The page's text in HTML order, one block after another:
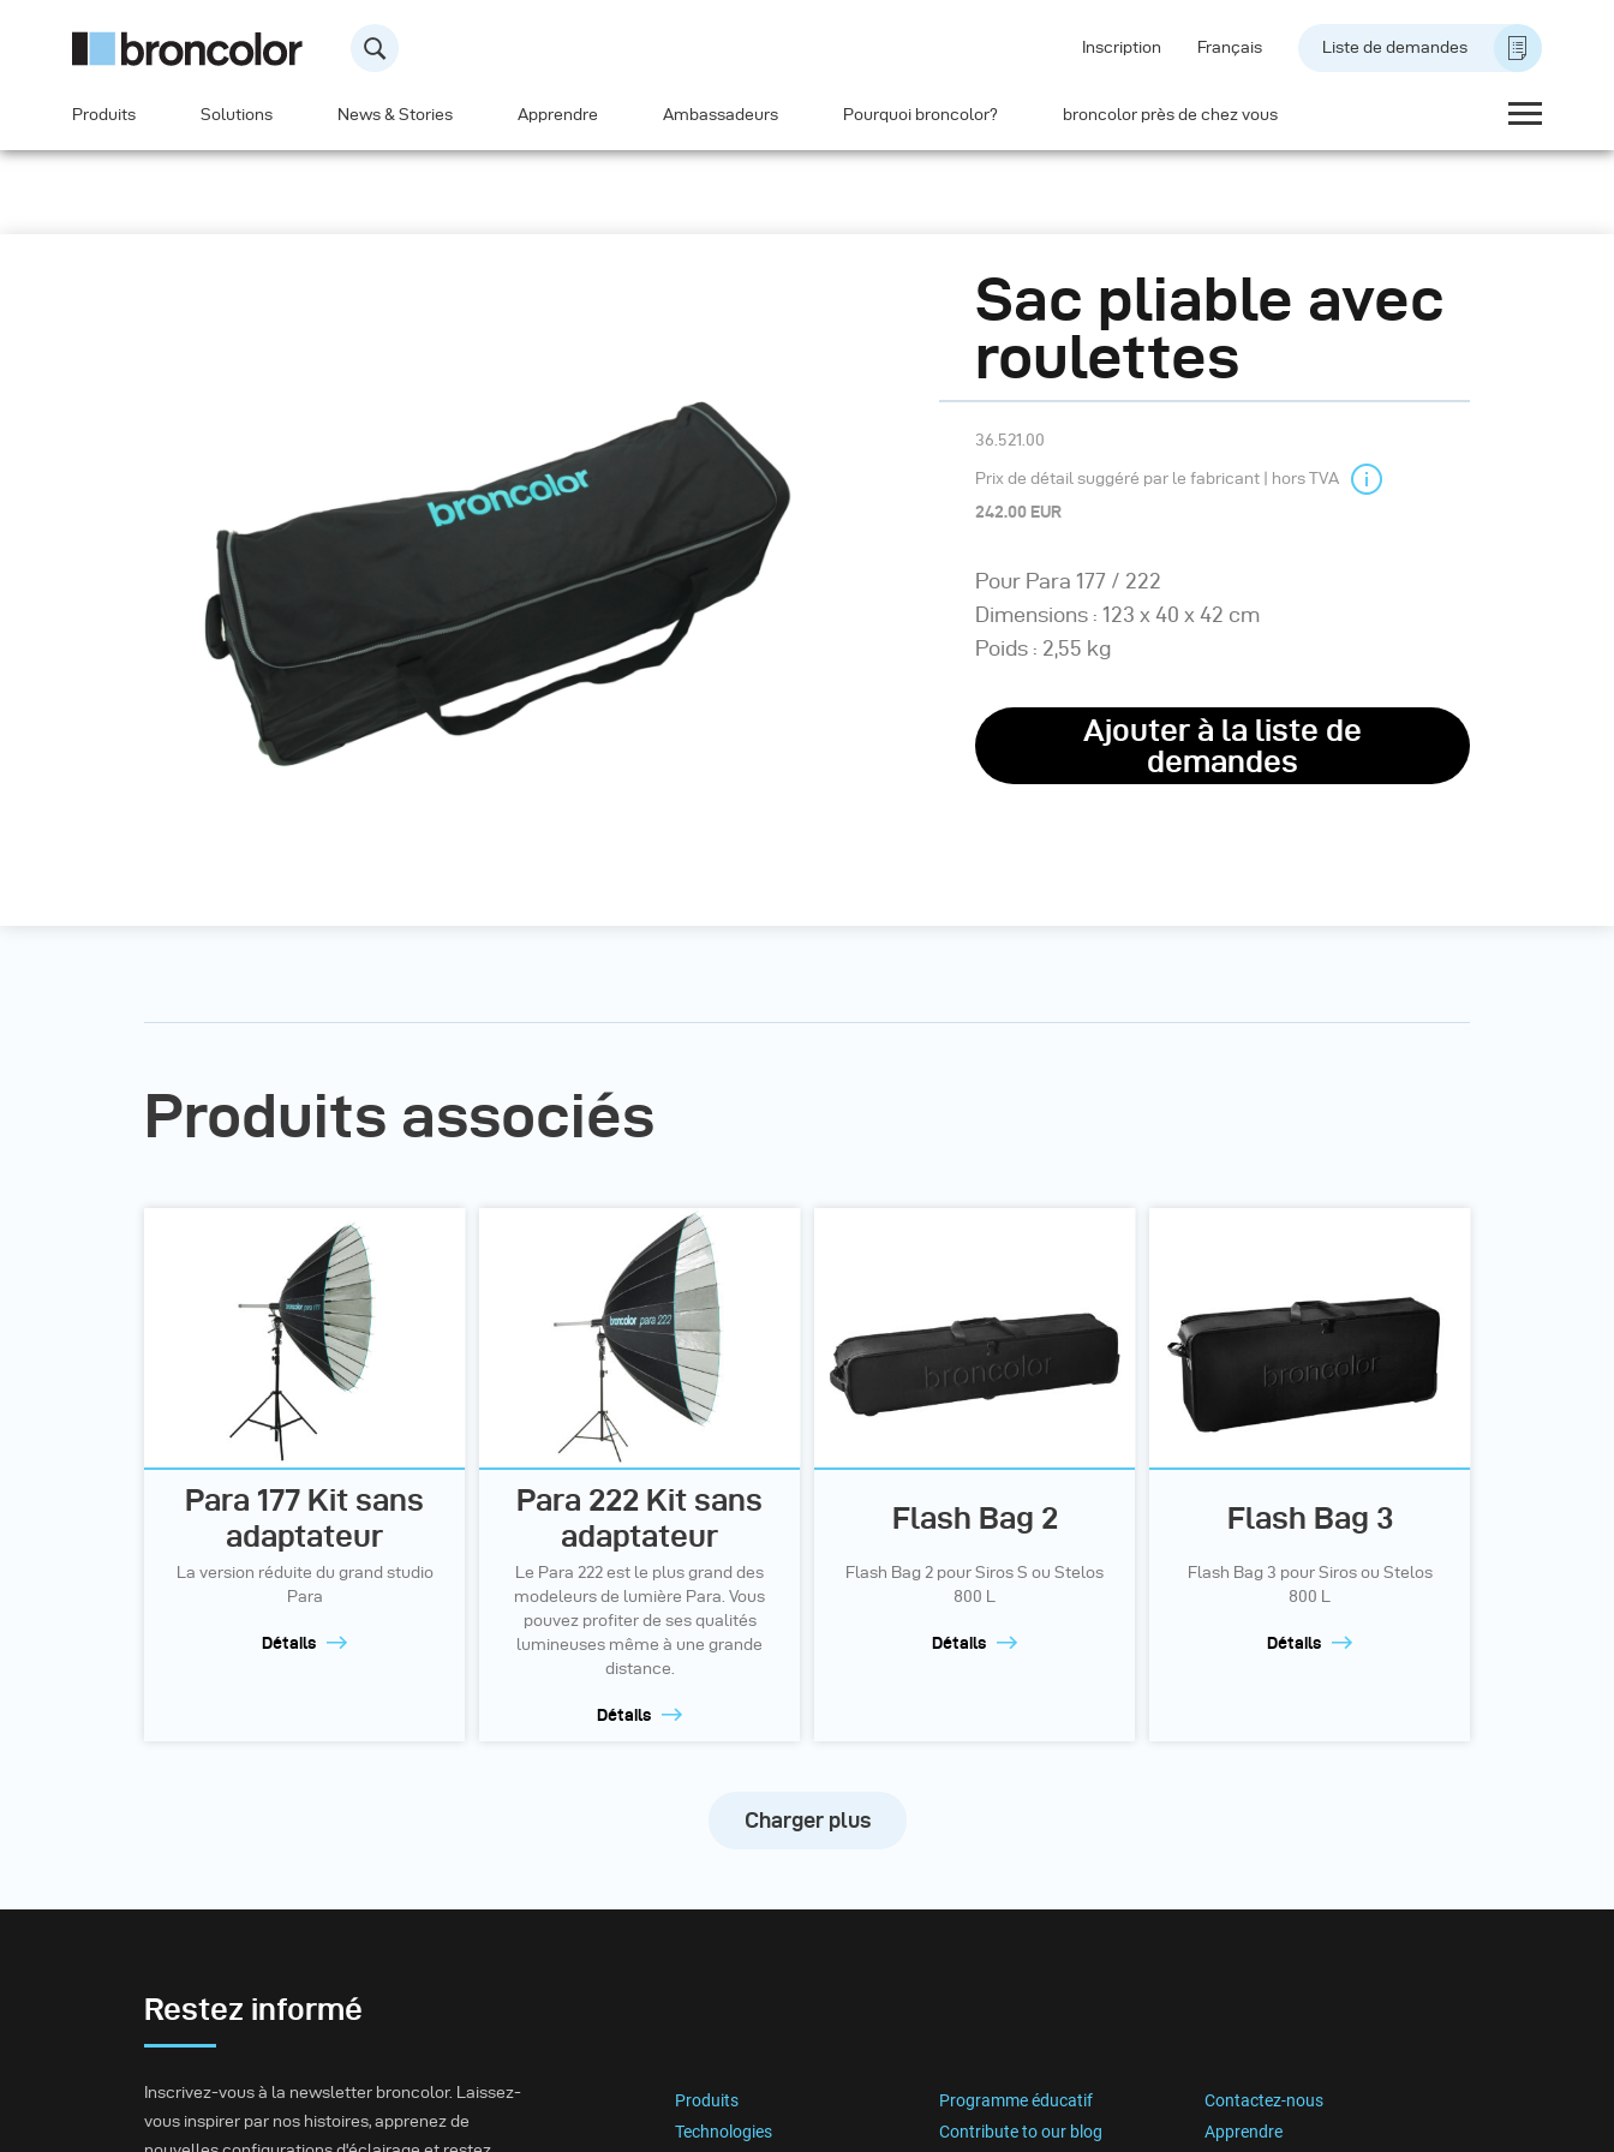
Inscription Français Liste de demandes
Produits Solutions News & Stories Apprendre Ambassadeurs Pourquoi broncolor? broncolor près de chez vous
Sac pliable avec
roulettes
36.521.00
Prix de détail suggéré par le fabricant | hors TVA
242.00 EUR
Pour Para 177 / 222
Dimensions : 123 x 40 x 42 cm
Poids : 2,55 kg
Ajouter à la liste de
demandes
Produits associés
Para 177 Kit sans
adaptateur
La version réduite du grand studio
Para
Détails
Para 222 Kit sans
adaptateur
Le Para 222 est le plus grand des
modeleurs de lumière Para. Vous
pouvez profiter de ses qualités
lumineuses même à une grande
distance.
Détails
Flash Bag 2
Flash Bag 2 pour Siros S ou Stelos
800 L
Détails
Flash Bag 3
Flash Bag 3 pour Siros ou Stelos
800 L
Détails
Charger plus
Restez informé
Inscrivez-vous à la newsletter broncolor. Laissez-
vous inspirer par nos histoires, apprenez de
Produits Programme éducatif
Contactez-nous
Technologies
Contribute to our blog Apprendre